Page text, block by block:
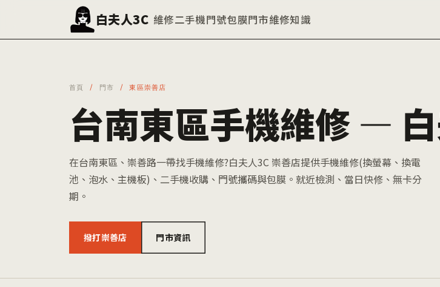
白夫人3C 維修二手機門號包膜門市維修知識
首頁 / 門市 / 東區崇善店
台南東區手機維修 —
在台南東區、崇善路一帶找手機維修?白夫人3C 崇善店提供手機維修(換螢幕、換電
池、泡水、主機板)、二手機收購、門號攜碼與包膜。就近檢測、當日快修、無卡分
期。
撥打崇善店 門市資訊